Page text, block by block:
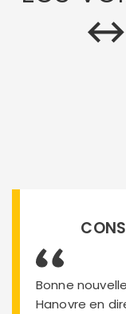
↔︎
Bonne
Hanovre en